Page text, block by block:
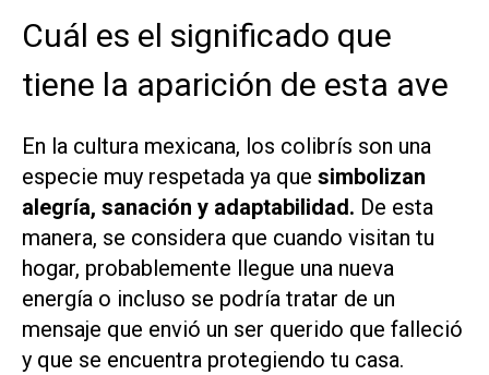
Cuál es el significado que
tiene la aparición de esta ave
En la cultura mexicana, los colibrís son una
especie muy respetada ya que simbolizan
alegría, sanación y adaptabilidad. De esta
manera, se considera que cuando visitan tu
hogar, probablemente llegue una nueva
energía o incluso se podría tratar de un
mensaje que envió un ser querido que falleció
y que se encuentra protegiendo tu casa.